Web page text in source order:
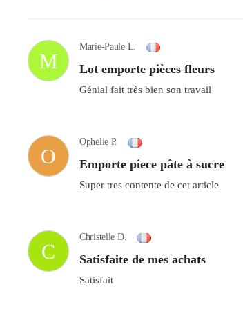
M
Marie-Paule L.
Lot emporte pièces fleurs
Génial fait très bien son travail
O
Ophelie P.
Emporte piece pâte à sucre
Super tres contente de cet article
C
Christelle D.
Satisfaite de mes achats
Satisfait